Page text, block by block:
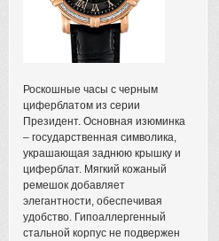
Роскошные часы с черным
циферблатом из серии
Президент. Основная изюминка
– государственная символика,
украшающая заднюю крышку и
циферблат. Мягкий кожаный
ремешок добавляет
элегантности, обеспечивая
удобство. Гипоаллергенный
стальной корпус не подвержен